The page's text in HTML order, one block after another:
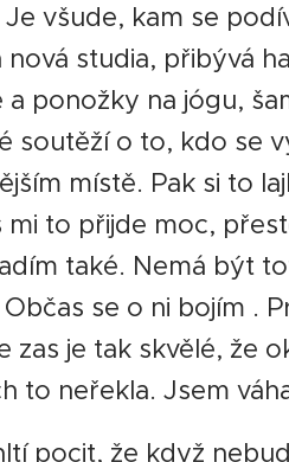
všude, kam se
nová studia, přibývá
a ponožky na jógu,
soutěží o to, kdo se
místě. Pak si to
mi to přijde moc,
také. Nemá být
se o ni bojím .
zas je tak skvělé, že
to neřekla. Jsem
pocit, že když